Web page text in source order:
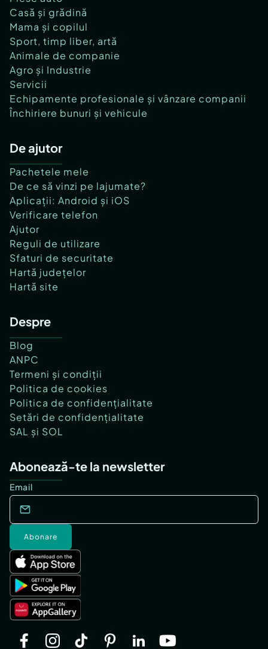
Casă și grădină
Mama și copilul
Sport, timp liber, artă
Animale de companie
Agro și Industrie
Servicii
Echipamente profesionale și vânzare companii
Închiriere bunuri și vehicule
De ajutor
Pachetele mele
De ce să vinzi pe lajumate?
Aplicații: Android și iOS
Verificare telefon
Ajutor
Reguli de utilizare
Sfaturi de securitate
Hartă județelor
Hartă site
Despre
Blog
ANPC
Termeni și condiții
Politica de cookies
Politica de confidențialitate
Setări de confidențialitate
SAL și SOL
Abonează-te la newsletter
Email
Abonare